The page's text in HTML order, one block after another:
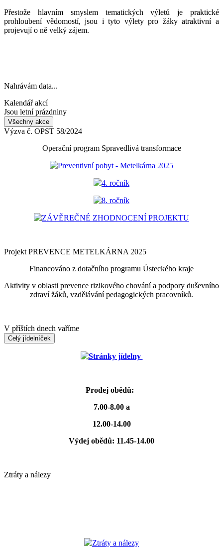
Přestože hlavním smyslem tematických výletů je praktické
prohloubení vědomostí, jsou i tyto výlety pro žáky atraktivní a
projevují o ně velký zájem.
Nahrávám data...
Kalendář akcí
Jsou letní prázdniny
Všechny akce
Výzva č. OPST 58/2024
Operační program Spravedlivá transformace
Preventivní pobyt - Metelkárna 2025
4. ročník
8. ročník
ZÁVĚREČNÉ ZHODNOCENÍ PROJEKTU
Projekt PREVENCE METELKÁRNA 2025
Financováno z dotačního programu Ústeckého kraje
Aktivity v oblasti prevence rizikového chování a podpory duševního
zdraví žáků, vzdělávání pedagogických pracovníků.
V příštích dnech vaříme
Celý jídelníček
Stránky jídelny
Prodej obědů:
7.00-8.00 a
12.00-14.00
Výdej obědů: 11.45-14.00
Ztráty a nálezy
Ztráty a nálezy